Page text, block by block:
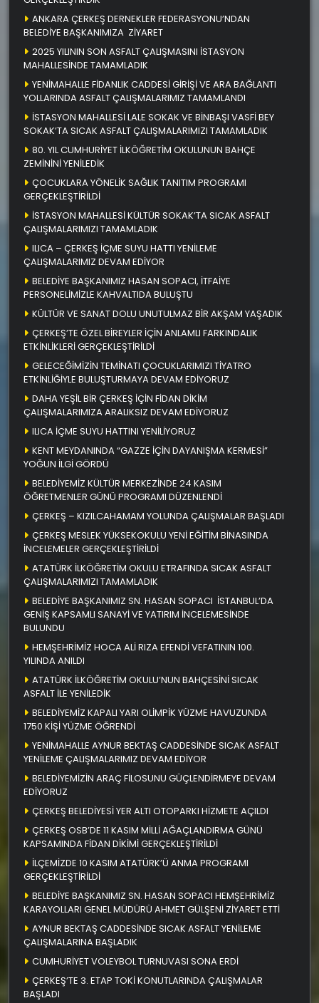
ANKARA ÇERKEŞ DERNEKLER FEDERASYONU’NDAN
BELEDİYE BAŞKANIMIZA ZİYARET
2025 YILININ SON ASFALT ÇALIŞMASINI İSTASYON
MAHALLESİNDE TAMAMLADIK
YENİMAHALLE FİDANLIK CADDESİ GİRİŞİ VE ARA BAĞLANTI
YOLLARINDA ASFALT ÇALIŞMALARIMIZ TAMAMLANDI
İSTASYON MAHALLESİ LALE SOKAK VE BİNBAŞI VASFİ BEY
SOKAK’TA SICAK ASFALT ÇALIŞMALARIMIZI TAMAMLADIK
80. YIL CUMHURİYET İLKÖĞRETİM OKULUNUN BAHÇE
ZEMİNİNİ YENİLEDİK
ÇOCUKLARA YÖNELİK SAĞLIK TANITIM PROGRAMI
GERÇEKLEŞTİRİLDİ
İSTASYON MAHALLESİ KÜLTÜR SOKAK’TA SICAK ASFALT
ÇALIŞMALARIMIZI TAMAMLADIK
ILICA – ÇERKEŞ İÇME SUYU HATTI YENİLEME
ÇALIŞMALARIMIZ DEVAM EDİYOR
BELEDİYE BAŞKANIMIZ HASAN SOPACI, İTFAİYE
PERSONELİMİZLE KAHVALTIDA BULUŞTU
KÜLTÜR VE SANAT DOLU UNUTULMAZ BİR AKŞAM YAŞADIK
ÇERKEŞ’TE ÖZEL BİREYLER İÇİN ANLAMLI FARKINDALIK
ETKİNLİKLERİ GERÇEKLEŞTİRİLDİ
GELECEĞİMİZİN TEMİNATI ÇOCUKLARIMIZI TİYATRO
ETKİNLİĞİYLE BULUŞTURMAYA DEVAM EDİYORUZ
DAHA YEŞİL BİR ÇERKEŞ İÇİN FİDAN DİKİM
ÇALIŞMALARIMIZA ARALIKSIZ DEVAM EDİYORUZ
ILICA İÇME SUYU HATTINI YENİLİYORUZ
KENT MEYDANINDA “GAZZE İÇİN DAYANIŞMA KERMESİ”
YOĞUN İLGİ GÖRDÜ
BELEDİYEMİZ KÜLTÜR MERKEZİNDE 24 KASIM
ÖĞRETMENLER GÜNÜ PROGRAMI DÜZENLENDİ
ÇERKEŞ – KIZILCAHAMAM YOLUNDA ÇALIŞMALAR BAŞLADI
ÇERKEŞ MESLEK YÜKSEKOKULU YENİ EĞİTİM BİNASINDA
İNCELEMELER GERÇEKLEŞTİRİLDİ
ATATÜRK İLKÖĞRETİM OKULU ETRAFINDA SICAK ASFALT
ÇALIŞMALARIMIZI TAMAMLADIK
BELEDİYE BAŞKANIMIZ SN. HASAN SOPACI İSTANBUL’DA
GENİŞ KAPSAMLI SANAYİ VE YATIRIM İNCELEMESİNDE
BULUNDU
HEMŞEHRİMİZ HOCA ALİ RIZA EFENDİ VEFATININ 100.
YILINDA ANILDI
ATATÜRK İLKÖĞRETİM OKULU’NUN BAHÇESİNİ SICAK
ASFALT İLE YENİLEDİK
BELEDİYEMİZ KAPALI YARI OLİMPİK YÜZME HAVUZUNDA
1750 KİŞİ YÜZME ÖĞRENDİ
YENİMAHALLE AYNUR BEKTAŞ CADDESİNDE SICAK ASFALT
YENİLEME ÇALIŞMALARIMIZ DEVAM EDİYOR
BELEDİYEMİZİN ARAÇ FİLOSUNU GÜÇLENDİRMEYE DEVAM
EDİYORUZ
ÇERKEŞ BELEDİYESİ YER ALTI OTOPARKI HİZMETE AÇILDI
ÇERKEŞ OSB’DE 11 KASIM MİLLİ AĞAÇLANDIRMA GÜNÜ
KAPSAMINDA FİDAN DİKİMİ GERÇEKLEŞTİRİLDİ
İLÇEMİZDE 10 KASIM ATATÜRK’Ü ANMA PROGRAMI
GERÇEKLEŞTİRİLDİ
BELEDİYE BAŞKANIMIZ SN. HASAN SOPACI HEMŞEHRİMİZ
KARAYOLLARI GENEL MÜDÜRÜ AHMET GÜLŞENİ ZİYARET ETTİ
AYNUR BEKTAŞ CADDESİNDE SICAK ASFALT YENİLEME
ÇALIŞMALARINA BAŞLADIK
CUMHURİYET VOLEYBOL TURNUVASI SONA ERDİ
ÇERKEŞ’TE 3. ETAP TOKİ KONUTLARINDA ÇALIŞMALAR
BAŞLADI